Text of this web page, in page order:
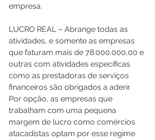
empresa.
LUCRO REAL – Abrange todas as
atividades, e somente as empresas
que faturam mais de 78.000.000,00 e
outras com atividades específicas
como as prestadoras de serviços
financeiros são obrigados a aderir.
Por opção, as empresas que
trabalham com uma pequena
margem de lucro como comércios
atacadistas optam por esse regime